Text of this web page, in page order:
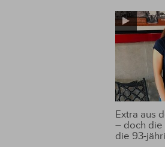
Extra aus
– doch
die 93-